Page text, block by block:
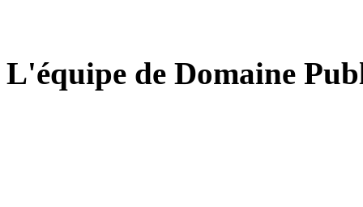
L'équipe de Domaine